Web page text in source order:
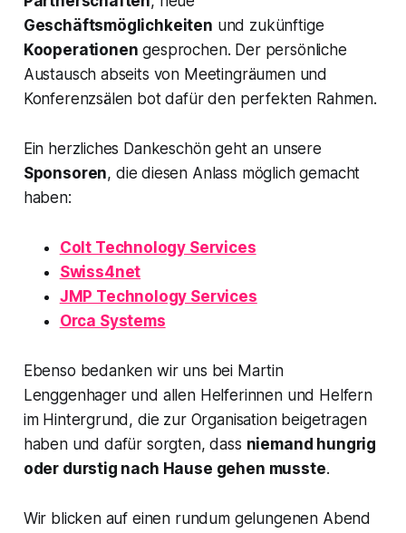
Geschäftsmöglichkeiten und zukünftige
Kooperationen gesprochen. Der persönliche
Austausch abseits von Meetingräumen und
Konferenzsälen bot dafür den perfekten Rahmen.
Ein herzliches Dankeschön geht an unsere
Sponsoren, die diesen Anlass möglich gemacht
haben:
Colt Technology Services
Swiss4net
JMP Technology Services
Orca Systems
Ebenso bedanken wir uns bei Martin
Lenggenhager und allen Helferinnen und Helfern
im Hintergrund, die zur Organisation beigetragen
haben und dafür sorgten, dass niemand hungrig
oder durstig nach Hause gehen musste.
Wir blicken auf einen rundum gelungenen Abend